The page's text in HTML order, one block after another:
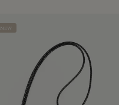
NEW